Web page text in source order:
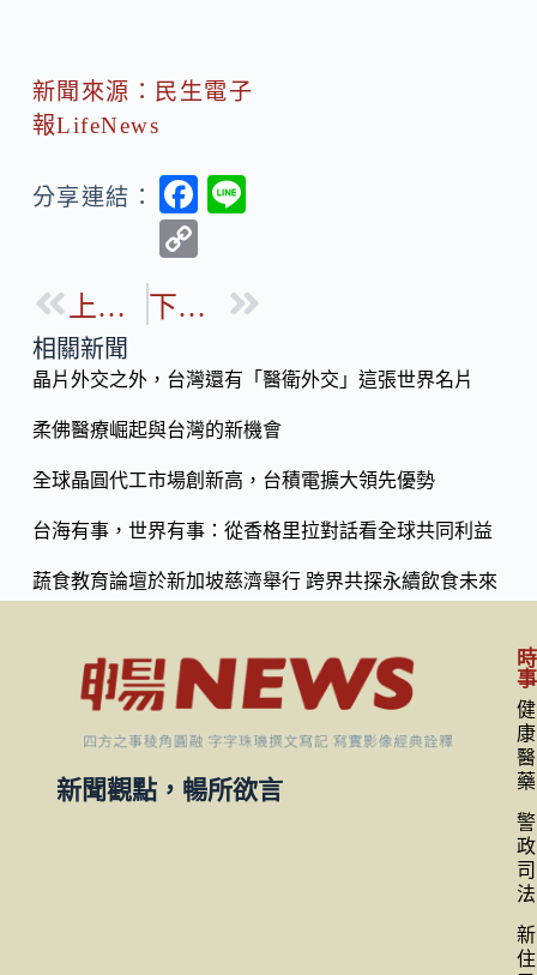
新聞來源：民生電子
報LifeNews
分享連結：
F
b
o
k
p
Li
n
k
上一篇 下一篇
相關新聞
晶片外交之外，台灣還有「醫衛外交」這張世界名片
柔佛醫療崛起與台灣的新機會
全球晶圓代工市場創新高，台積電擴大領先優勢
台海有事，世界有事：從香格里拉對話看全球共同利益
蔬食教育論壇於新加坡慈濟舉行 跨界共探永續飲食未來
新聞觀點，暢所欲言
時
事
健
康
醫
藥
警
政
司
法
新
住